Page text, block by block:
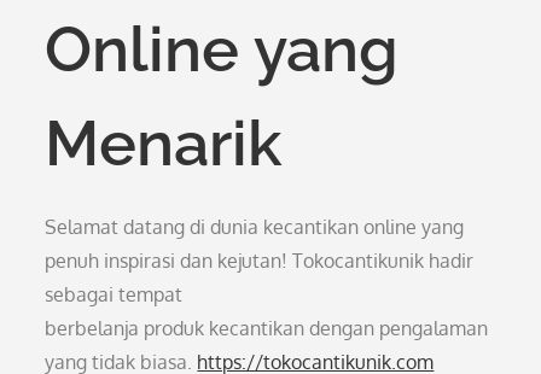
Online yang
Menarik
Selamat datang di dunia kecantikan online yang
penuh inspirasi dan kejutan! Tokocantikunik hadir
sebagai tempat
berbelanja produk kecantikan dengan pengalaman
yang tidak biasa. https://tokocantikunik.com